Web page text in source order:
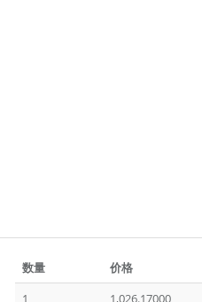
数量
价格
1
1,026.17000